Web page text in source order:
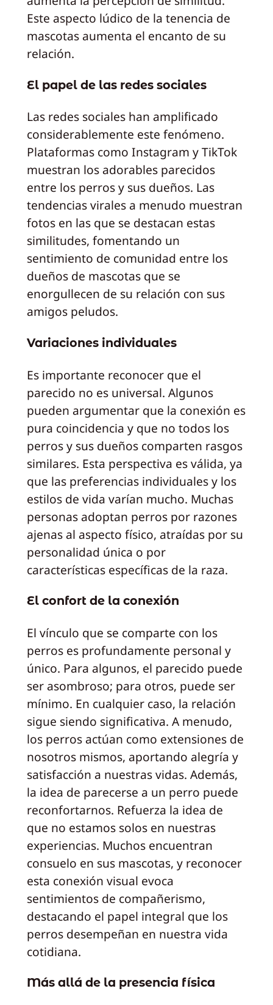
Este aspecto lúdico de la tenencia de
mascotas aumenta el encanto de su
relación.
El papel de las redes sociales
Las redes sociales han amplificado
considerablemente este fenómeno.
Plataformas como Instagram y TikTok
muestran los adorables parecidos
entre los perros y sus dueños. Las
tendencias virales a menudo muestran
fotos en las que se destacan estas
similitudes, fomentando un
sentimiento de comunidad entre los
dueños de mascotas que se
enorgullecen de su relación con sus
amigos peludos.
Variaciones individuales
Es importante reconocer que el
parecido no es universal. Algunos
pueden argumentar que la conexión es
pura coincidencia y que no todos los
perros y sus dueños comparten rasgos
similares. Esta perspectiva es válida, ya
que las preferencias individuales y los
estilos de vida varían mucho. Muchas
personas adoptan perros por razones
ajenas al aspecto físico, atraídas por su
personalidad única o por
características específicas de la raza.
El confort de la conexión
El vínculo que se comparte con los
perros es profundamente personal y
único. Para algunos, el parecido puede
ser asombroso; para otros, puede ser
mínimo. En cualquier caso, la relación
sigue siendo significativa. A menudo,
los perros actúan como extensiones de
nosotros mismos, aportando alegría y
satisfacción a nuestras vidas. Además,
la idea de parecerse a un perro puede
reconfortarnos. Refuerza la idea de
que no estamos solos en nuestras
experiencias. Muchos encuentran
consuelo en sus mascotas, y reconocer
esta conexión visual evoca
sentimientos de compañerismo,
destacando el papel integral que los
perros desempeñan en nuestra vida
cotidiana.
Más allá de la presencia física